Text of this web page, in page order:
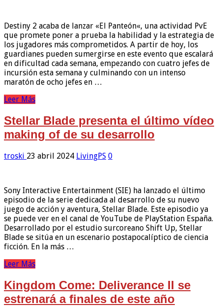
Destiny 2 acaba de lanzar «El Panteón«, una actividad PvE
que promete poner a prueba la habilidad y la estrategia de
los jugadores más comprometidos. A partir de hoy, los
guardianes pueden sumergirse en este evento que escalará
en dificultad cada semana, empezando con cuatro jefes de
incursión esta semana y culminando con un intenso
maratón de ocho jefes en …
Leer Más
Stellar Blade presenta el último vídeo
making of de su desarrollo
troski 23 abril 2024 LivingPS 0
Sony Interactive Entertainment (SIE) ha lanzado el último
episodio de la serie dedicada al desarrollo de su nuevo
juego de acción y aventura, Stellar Blade. Este episodio ya
se puede ver en el canal de YouTube de PlayStation España.
Desarrollado por el estudio surcoreano Shift Up, Stellar
Blade se sitúa en un escenario postapocalíptico de ciencia
ficción. En la más …
Leer Más
Kingdom Come: Deliverance II se
estrenará a finales de este año